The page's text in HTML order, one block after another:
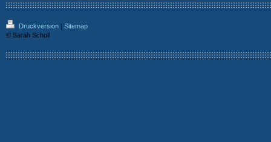
Druckversion
Sitemap
© Sarah Scholl